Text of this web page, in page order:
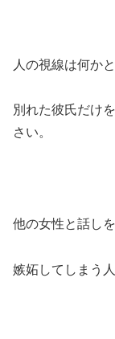
人の視線は何か
別れた彼氏だけ
さい。
他の女性と話し
嫉妬してしまう